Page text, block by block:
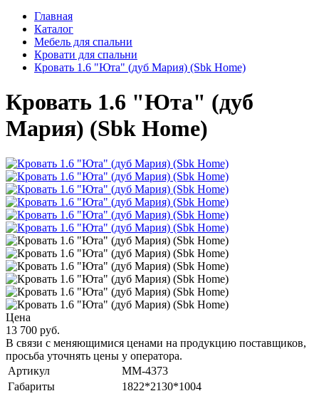
Главная
Каталог
Мебель для спальни
Кровати для спальни
Кровать 1.6 "Юта" (дуб Мария) (Sbk Home)
Кровать 1.6 "Юта" (дуб
Мария) (Sbk Home)
Цена
13 700 руб.
В связи с меняющимися ценами на продукцию поставщиков,
просьба уточнять цены у оператора.
Артикул
MM-4373
Габариты
1822*2130*1004